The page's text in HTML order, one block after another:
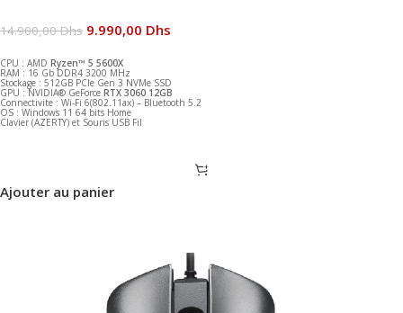
14.900,00Dhs 9.990,00 Dhs
CPU : AMD Ryzen™ 5 5600X
RAM : 16 Gb DDR4 3200 MHz
Stockage : 512GB PCIe Gen 3 NVMe SSD
GPU : NVIDIA® GeForce RTX 3060 12GB
Connectivite : Wi-Fi 6(802.11ax) – Bluetooth 5.2
OS : Windows 11 64 bits Home
Clavier (AZERTY) et Souris USB Fil
Ajouter au panier